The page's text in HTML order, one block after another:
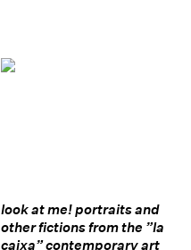
look at me! portraits and
other fictions from the ”la
caixa” contemporary art